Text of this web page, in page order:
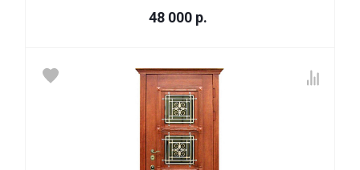
48 000 р.